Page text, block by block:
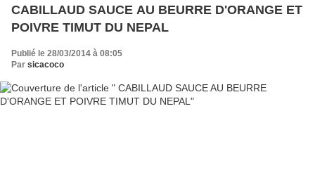
CABILLAUD SAUCE AU BEURRE D'ORANGE ET
POIVRE TIMUT DU NEPAL
Publié le 28/03/2014 à 08:05
Par sicacoco